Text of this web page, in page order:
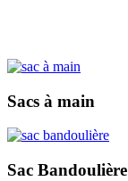
Sacs à main
Sac Bandoulière